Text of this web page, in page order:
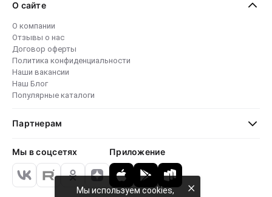
О сайте
О компании
Отзывы о нас
Договор оферты
Политика конфиденциальности
Наши вакансии
Наш Блог
Популярные каталоги
Партнерам
Мы в соцсетях Приложение
Мы используем cookies, ×